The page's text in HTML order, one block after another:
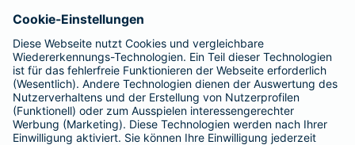
Barmenia ist Teil der BarmeniaGothaer
BELIEBTE SEITEN
Kranken-Zusatzversicherung
Tierversicherungen
Haftpflichtversicherung
Hausratversicherung